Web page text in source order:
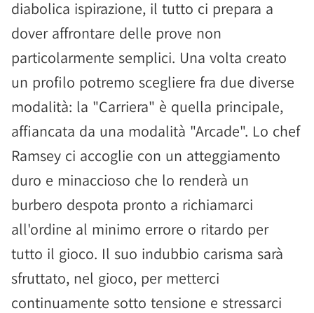
diabolica ispirazione, il tutto ci prepara a
dover affrontare delle prove non
particolarmente semplici. Una volta creato
un profilo potremo scegliere fra due diverse
modalità: la "Carriera" è quella principale,
affiancata da una modalità "Arcade". Lo chef
Ramsey ci accoglie con un atteggiamento
duro e minaccioso che lo renderà un
burbero despota pronto a richiamarci
all'ordine al minimo errore o ritardo per
tutto il gioco. Il suo indubbio carisma sarà
sfruttato, nel gioco, per metterci
continuamente sotto tensione e stressarci